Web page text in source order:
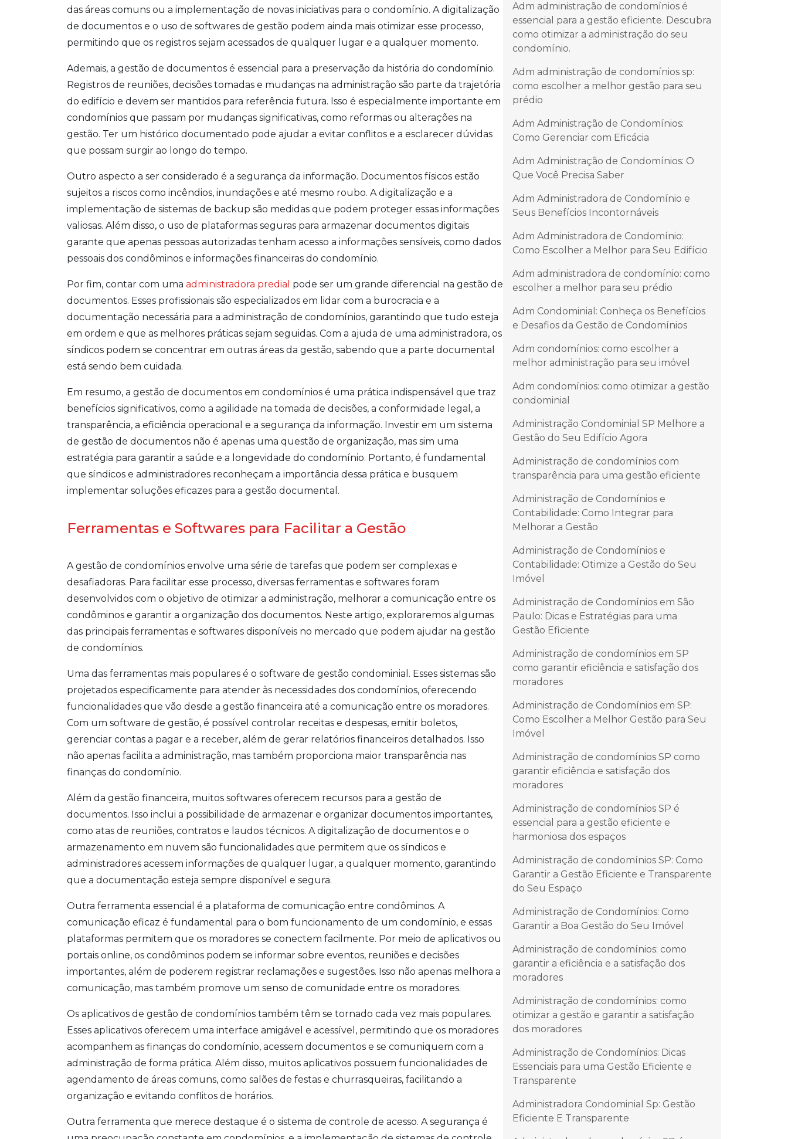
das áreas comuns ou a implementação de novas iniciativas para o condomínio. A digitalização
de documentos e o uso de softwares de gestão podem ainda mais otimizar esse processo,
permitindo que os registros sejam acessados de qualquer lugar e a qualquer momento.
Ademais, a gestão de documentos é essencial para a preservação da história do condomínio.
Registros de reuniões, decisões tomadas e mudanças na administração são parte da trajetória
do edifício e devem ser mantidos para referência futura. Isso é especialmente importante em
condomínios que passam por mudanças significativas, como reformas ou alterações na
gestão. Ter um histórico documentado pode ajudar a evitar conflitos e a esclarecer dúvidas
que possam surgir ao longo do tempo.
Outro aspecto a ser considerado é a segurança da informação. Documentos físicos estão
sujeitos a riscos como incêndios, inundações e até mesmo roubo. A digitalização e a
implementação de sistemas de backup são medidas que podem proteger essas informações
valiosas. Além disso, o uso de plataformas seguras para armazenar documentos digitais
garante que apenas pessoas autorizadas tenham acesso a informações sensíveis, como dados
pessoais dos condôminos e informações financeiras do condomínio.
Por fim, contar com uma administradora predial pode ser um grande diferencial na gestão de
documentos. Esses profissionais são especializados em lidar com a burocracia e a
documentação necessária para a administração de condomínios, garantindo que tudo esteja
em ordem e que as melhores práticas sejam seguidas. Com a ajuda de uma administradora, os
síndicos podem se concentrar em outras áreas da gestão, sabendo que a parte documental
está sendo bem cuidada.
Em resumo, a gestão de documentos em condomínios é uma prática indispensável que traz
benefícios significativos, como a agilidade na tomada de decisões, a conformidade legal, a
transparência, a eficiência operacional e a segurança da informação. Investir em um sistema
de gestão de documentos não é apenas uma questão de organização, mas sim uma
estratégia para garantir a saúde e a longevidade do condomínio. Portanto, é fundamental
que síndicos e administradores reconheçam a importância dessa prática e busquem
implementar soluções eficazes para a gestão documental.
Ferramentas e Softwares para Facilitar a Gestão
A gestão de condomínios envolve uma série de tarefas que podem ser complexas e
desafiadoras. Para facilitar esse processo, diversas ferramentas e softwares foram
desenvolvidos com o objetivo de otimizar a administração, melhorar a comunicação entre os
condôminos e garantir a organização dos documentos. Neste artigo, exploraremos algumas
das principais ferramentas e softwares disponíveis no mercado que podem ajudar na gestão
de condomínios.
Uma das ferramentas mais populares é o software de gestão condominial. Esses sistemas são
projetados especificamente para atender às necessidades dos condomínios, oferecendo
funcionalidades que vão desde a gestão financeira até a comunicação entre os moradores.
Com um software de gestão, é possível controlar receitas e despesas, emitir boletos,
gerenciar contas a pagar e a receber, além de gerar relatórios financeiros detalhados. Isso
não apenas facilita a administração, mas também proporciona maior transparência nas
finanças do condomínio.
Além da gestão financeira, muitos softwares oferecem recursos para a gestão de
documentos. Isso inclui a possibilidade de armazenar e organizar documentos importantes,
como atas de reuniões, contratos e laudos técnicos. A digitalização de documentos e o
armazenamento em nuvem são funcionalidades que permitem que os síndicos e
administradores acessem informações de qualquer lugar, a qualquer momento, garantindo
que a documentação esteja sempre disponível e segura.
Outra ferramenta essencial é a plataforma de comunicação entre condôminos. A
comunicação eficaz é fundamental para o bom funcionamento de um condomínio, e essas
plataformas permitem que os moradores se conectem facilmente. Por meio de aplicativos ou
portais online, os condôminos podem se informar sobre eventos, reuniões e decisões
importantes, além de poderem registrar reclamações e sugestões. Isso não apenas melhora a
comunicação, mas também promove um senso de comunidade entre os moradores.
Os aplicativos de gestão de condomínios também têm se tornado cada vez mais populares.
Esses aplicativos oferecem uma interface amigável e acessível, permitindo que os moradores
acompanhem as finanças do condomínio, acessem documentos e se comuniquem com a
administração de forma prática. Além disso, muitos aplicativos possuem funcionalidades de
agendamento de áreas comuns, como salões de festas e churrasqueiras, facilitando a
organização e evitando conflitos de horários.
Outra ferramenta que merece destaque é o sistema de controle de acesso. A segurança é
Adm administração de condomínios é
essencial para a gestão eficiente. Descubra
como otimizar a administração do seu
condomínio.
Adm administração de condomínios sp:
como escolher a melhor gestão para seu
prédio
Adm Administração de Condomínios:
Como Gerenciar com Eficácia
Adm Administração de Condomínios: O
Que Você Precisa Saber
Adm Administradora de Condomínio e
Seus Benefícios Incontornáveis
Adm Administradora de Condomínio:
Como Escolher a Melhor para Seu Edifício
Adm administradora de condomínio: como
escolher a melhor para seu prédio
Adm Condominial: Conheça os Benefícios
e Desafios da Gestão de Condomínios
Adm condomínios: como escolher a
melhor administração para seu imóvel
Adm condomínios: como otimizar a gestão
condominial
Administração Condominial SP Melhore a
Gestão do Seu Edifício Agora
Administração de condomínios com
transparência para uma gestão eficiente
Administração de Condomínios e
Contabilidade: Como Integrar para
Melhorar a Gestão
Administração de Condomínios e
Contabilidade: Otimize a Gestão do Seu
Imóvel
Administração de Condomínios em São
Paulo: Dicas e Estratégias para uma
Gestão Eficiente
Administração de condomínios em SP
como garantir eficiência e satisfação dos
moradores
Administração de Condomínios em SP:
Como Escolher a Melhor Gestão para Seu
Imóvel
Administração de condomínios SP como
garantir eficiência e satisfação dos
moradores
Administração de condomínios SP é
essencial para a gestão eficiente e
harmoniosa dos espaços
Administração de condomínios SP: Como
Garantir a Gestão Eficiente e Transparente
do Seu Espaço
Administração de Condomínios: Como
Garantir a Boa Gestão do Seu Imóvel
Administração de condomínios: como
garantir a eficiência e a satisfação dos
moradores
Administração de condomínios: como
otimizar a gestão e garantir a satisfação
dos moradores
Administração de Condomínios: Dicas
Essenciais para uma Gestão Eficiente e
Transparente
Administradora Condominial Sp: Gestão
Eficiente E Transparente